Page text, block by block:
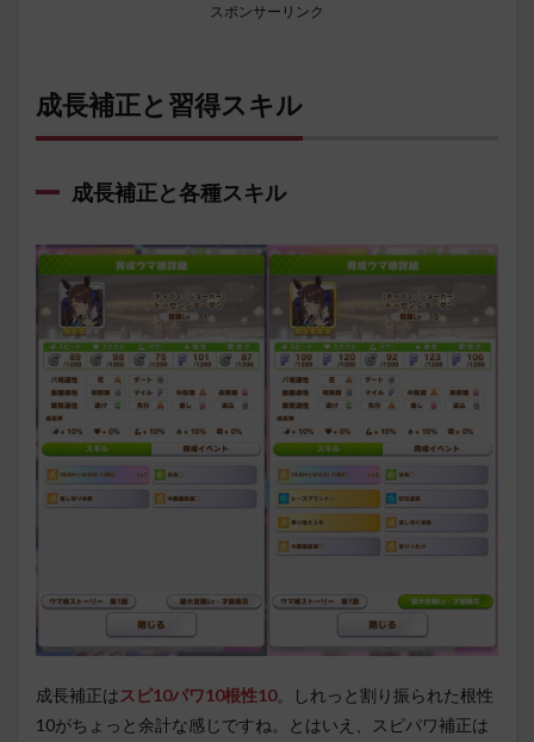
スポンサーリンク
成長補正と習得スキル
成長補正と各種スキル
成長補正は スピ10パワ10根性10。しれっと割り振られた根性
10がちょっと余計な感じですね。とはいえ、スピパワ補正は